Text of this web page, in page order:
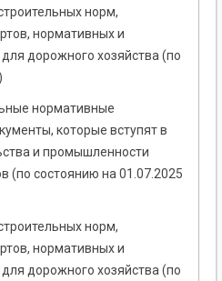
норм,
нормативных и
дорожного хозяйства (по
нормативные
которые вступят в
и промышленности
(по состоянию на 01.07.2025
норм,
нормативных и
дорожного хозяйства (по